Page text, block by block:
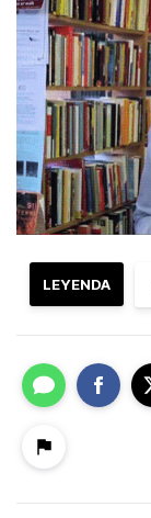
LEYENDA